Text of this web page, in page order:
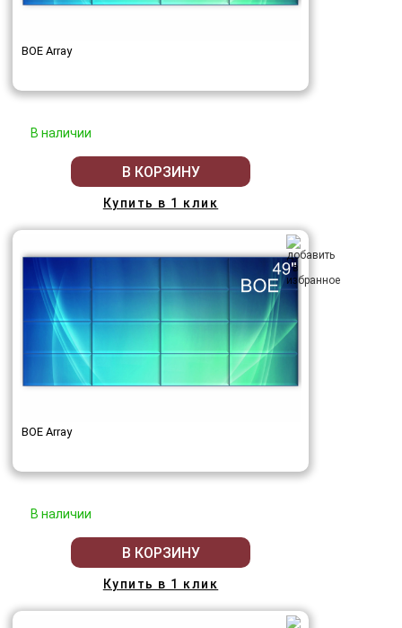
BOE Array
В наличии
В КОРЗИНУ
Купить в 1 клик
BOE Array
В наличии
В КОРЗИНУ
Купить в 1 клик